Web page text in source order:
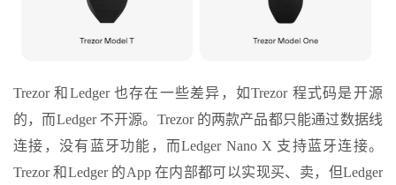
Trezor 和Ledger 也存在一些差异，如Trezor 程式码是开源
的，而Ledger 不开源。Trezor 的两款产品都只能通过数据线
连接，没有蓝牙功能，而Ledger Nano X 支持蓝牙连接。
Trezor 和Ledger 的App 在内部都可以实现买、卖，但Ledger